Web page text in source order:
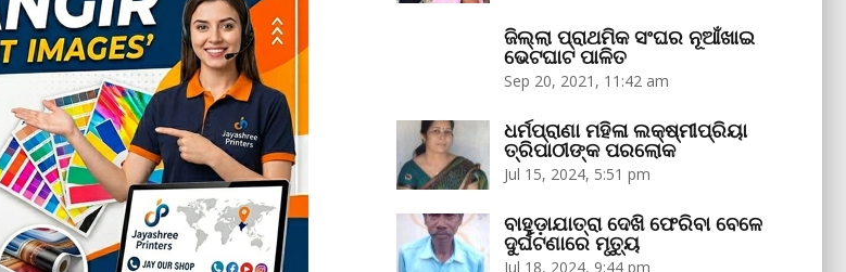
ଜିଲ୍ଲା ପ୍ରାଥମିକ ସଂଘର ନୂଆଁଖାଇ
ଭେଟଘାଟ ପାଳିତ
Sep 20, 2021, 11:42 am
ଧର୍ମପ୍ରାଣା ମହିଳା ଲକ୍ଷ୍ମୀପ୍ରିୟା
ତ୍ରିପାଠୀଙ୍କ ପରଲୋକ
Jul 15, 2024, 5:51 pm
ବାହୁଡ଼ାଯାତ୍ରା ଦେଖି ଫେରିବା ବେଳେ
ଦୁର୍ଘଟଣାରେ ମୃତ୍ୟୁ
Jul 18, 2024, 9:44 pm